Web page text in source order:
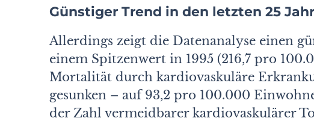
Günstiger Trend in den letzten 25
Allerdings zeigt die Datenanalyse einen
einem Spitzenwert in 1995 (216,7 pro
Mortalität durch kardiovaskuläre
gesunken – auf 93,2 pro 100.000
der Zahl vermeidbarer kardiovaskulärer